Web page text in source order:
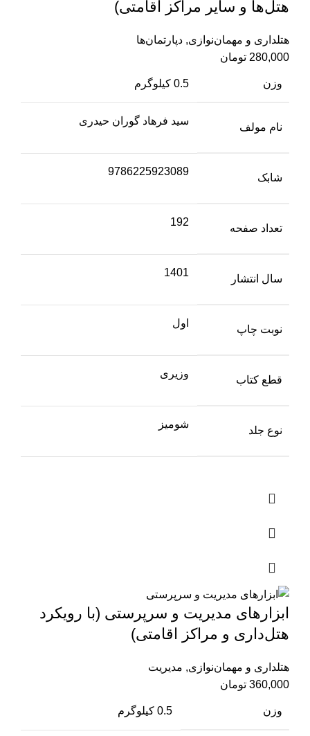
هتل‌ها و سایر مراکز اقامتی)
هتلداری و مهمان‌نوازی, دپارتمان‌ها
280,000 تومان
وزن 0.5 کیلوگرم
نام مولف
سید فرهاد گوران حیدری
شابک
9786225923089
تعداد صفحه
192
سال انتشار
1401
نوبت چاپ
اول
قطع کتاب
وزیری
نوع جلد
شومیز
ابزارهای مدیریت و سرپرستی (با رویکرد
هتل‌داری و مراکز اقامتی)
هتلداری و مهمان‌نوازی, مدیریت
360,000 تومان
وزن 0.5 کیلوگرم